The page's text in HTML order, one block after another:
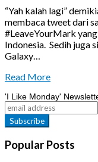
“Yah kalah lagi”
membaca tweet dari
#LeaveYourMark
Indonesia. Sedih juga
Galaxy…
Read More
'I Like Monday'
Popular Posts